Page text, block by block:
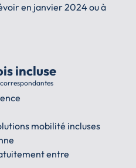
en janvier 2024 ou à
incluse
mobilité incluses
entre